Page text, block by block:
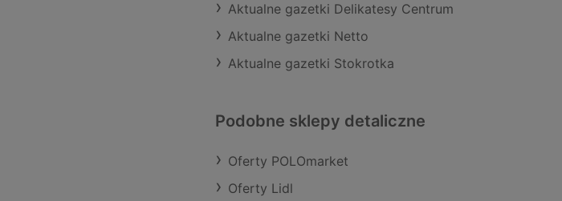
Aktualne gazetki Delikatesy Centrum
Aktualne gazetki Netto
Aktualne gazetki Stokrotka
Podobne sklepy detaliczne
Oferty POLOmarket
Oferty Lidl